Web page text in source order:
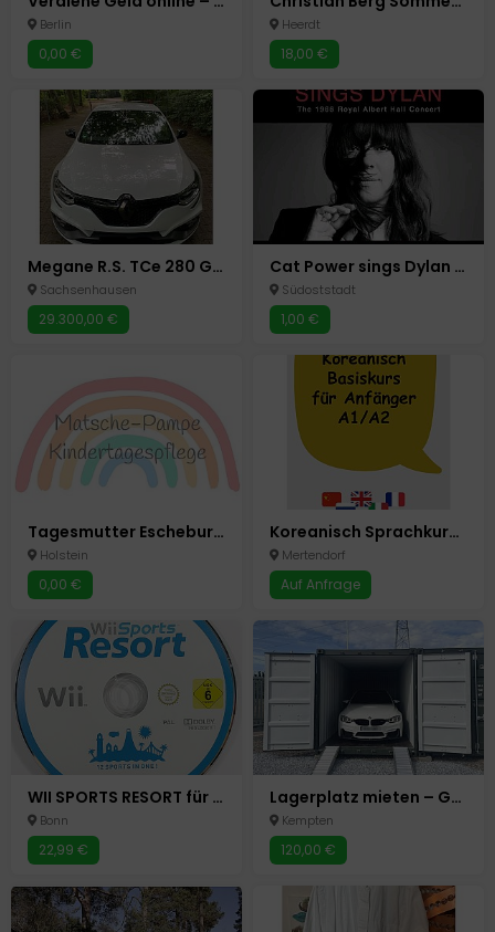
Berlin
0,00 €
Heerdt
18,00 €
Megane R.S. TCe 280 GPF R.S. /BOSE/RS-monitor/TOP ZUSTAND
Sachsenhausen
29.300,00 €
Cat Power sings Dylan in der Isarphilharmonie München
Südoststadt
1,00 €
Tagesmutter Escheburg-Letzter Platz August 2025
Holstein
0,00 €
Koreanisch Sprachkurs für Anfänger A1/A2 Onlinekurs
Mertendorf
Auf Anfrage
WII SPORTS RESORT für Nintendo Wii Konsole - Nur Spiele CD OHNE OVP
Bonn
22,99 €
Lagerplatz mieten – Garage, Stellplatz, Unterstellfläche, Kempten
Kempten
120,00 €